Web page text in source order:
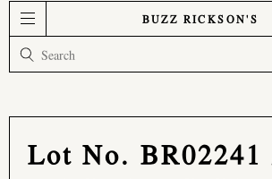
BUZZ RICKSON'S
Lot No.